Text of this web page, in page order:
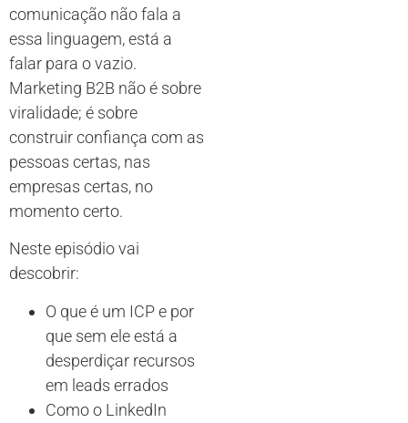
comunicação não fala a
essa linguagem, está a
falar para o vazio.
Marketing B2B não é sobre
viralidade; é sobre
construir confiança com as
pessoas certas, nas
empresas certas, no
momento certo.
Neste episódio vai
descobrir:
O que é um ICP e por
que sem ele está a
desperdiçar recursos
em leads errados
Como o LinkedIn